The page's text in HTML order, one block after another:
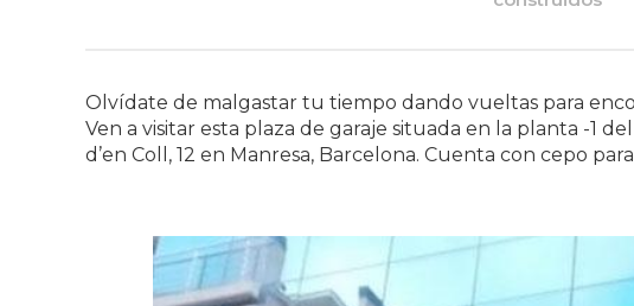
Olvídate de malgastar tu tiempo dando vueltas para
Ven a visitar esta plaza de garaje situada en la planta -1
d’en Coll, 12 en Manresa, Barcelona. Cuenta con cepo